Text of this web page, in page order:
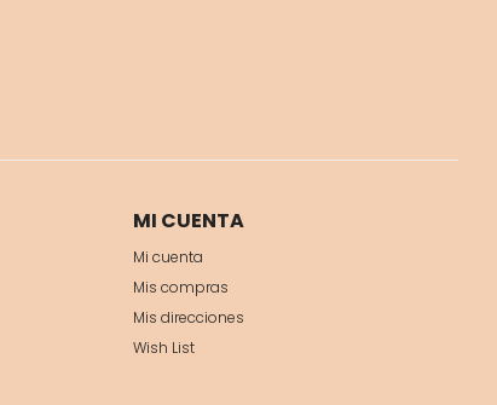
MI CUENTA
Mi cuenta
Mis compras
Mis direcciones
Wish List